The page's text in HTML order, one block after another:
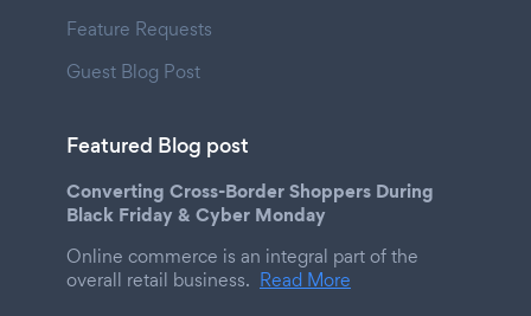
Feature Requests
Guest Blog Post
Featured Blog post
Converting Cross-Border Shoppers During
Black Friday & Cyber Monday
Online commerce is an integral part of the
overall retail business. Read More